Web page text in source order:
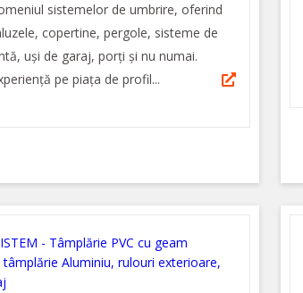
sistemelor de umbrire, oferind
copertine, pergole, sisteme de
uși de garaj, porți și nu numai.
pe piața de profil...